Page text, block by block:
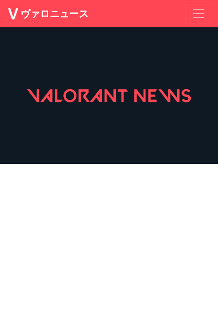
ヴァロニュース